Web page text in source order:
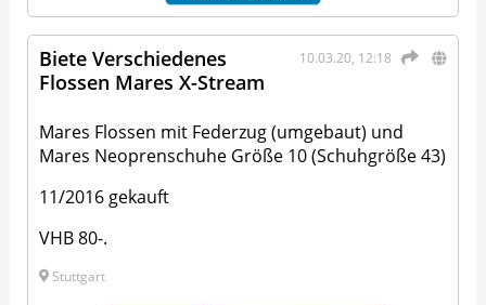
10.03.20, 12:18
Biete Verschiedenes
Flossen Mares X-Stream
Mares Flossen mit Federzug (umgebaut) und
Mares Neoprenschuhe Größe 10 (Schuhgröße 43)
11/2016 gekauft
VHB 80-.
Stuttgart